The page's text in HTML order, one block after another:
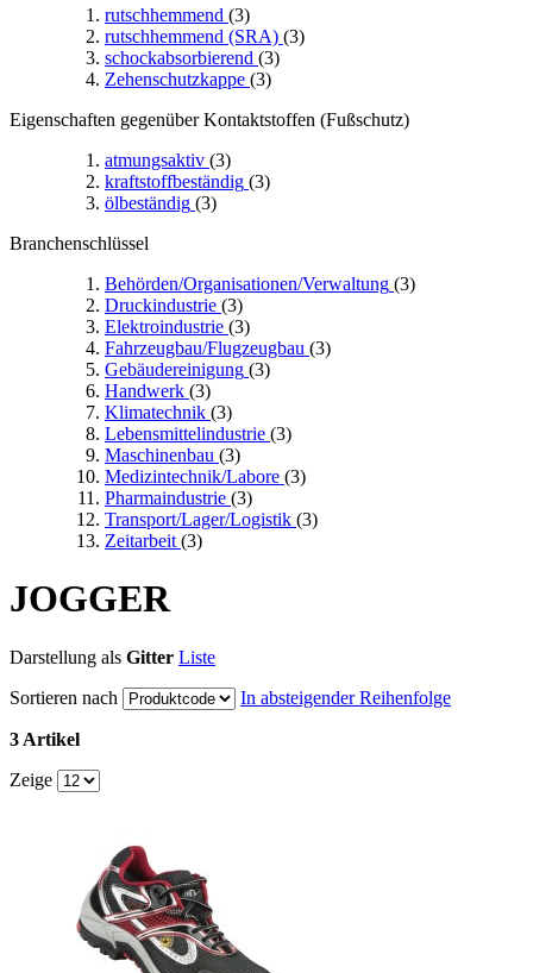
rutschhemmend (3)
rutschhemmend (SRA) (3)
schockabsorbierend (3)
Zehenschutzkappe (3)
Eigenschaften gegenüber Kontaktstoffen (Fußschutz)
atmungsaktiv (3)
kraftstoffbeständig (3)
ölbeständig (3)
Branchenschlüssel
Behörden/Organisationen/Verwaltung (3)
Druckindustrie (3)
Elektroindustrie (3)
Fahrzeugbau/Flugzeugbau (3)
Gebäudereinigung (3)
Handwerk (3)
Klimatechnik (3)
Lebensmittelindustrie (3)
Maschinenbau (3)
Medizintechnik/Labore (3)
Pharmaindustrie (3)
Transport/Lager/Logistik (3)
Zeitarbeit (3)
JOGGER
Darstellung als Gitter Liste
Sortieren nach
In absteigender Reihenfolge
3 Artikel
Zeige